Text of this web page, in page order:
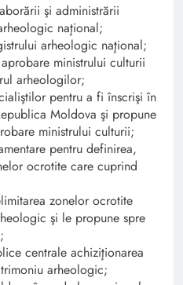
şi administrării
naţional;
arheologic naţional;
ministrului culturii
arheologilor;
pentru a fi înscrişi în
Moldova şi propune
ministrului culturii;
pentru definirea,
ocrotite care cuprind
zonelor ocrotite
şi le propune spre
centrale achiziţionarea
arheologic;